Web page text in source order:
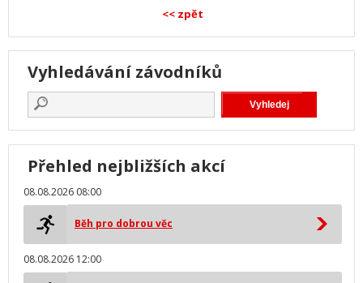
<< zpět
Vyhledávání závodníků
Přehled nejbližších akcí
08.08.2026 08:00
Běh pro dobrou věc
08.08.2026 12:00